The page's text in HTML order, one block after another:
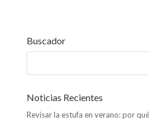
Buscador
Noticias Recientes
Revisar la estufa en verano: por